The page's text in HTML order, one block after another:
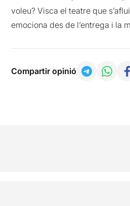
voleu? Visca el teatre que
emociona des de l’entrega i la
Compartir opinió